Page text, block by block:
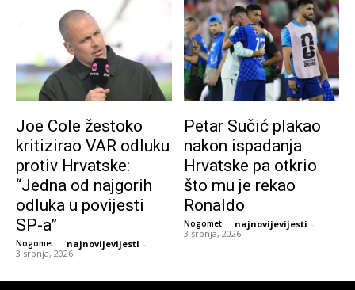
Joe Cole žestoko
kritizirao VAR odluku
protiv Hrvatske:
“Jedna od najgorih
odluka u povijesti
SP-a”
Nogomet najnovijevijesti -
3 srpnja, 2026
Petar Sučić plakao
nakon ispadanja
Hrvatske pa otkrio
što mu je rekao
Ronaldo
Nogomet najnovijevijesti -
3 srpnja, 2026